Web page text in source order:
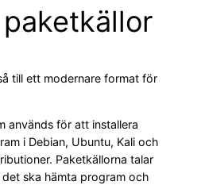
till ett modernare format för
används för att installera
i Debian, Ubuntu, Kali och
Paketkällorna talar
ska hämta program och